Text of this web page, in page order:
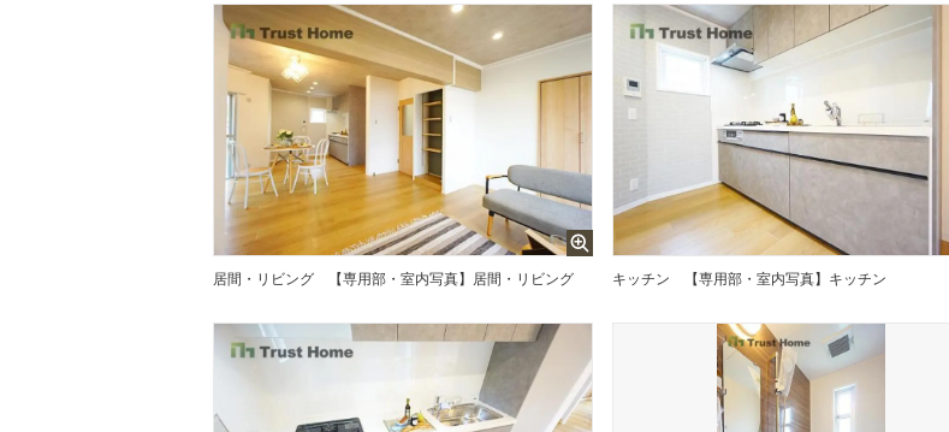
居間・リビング 【専用部・室内写真】居間・リビング キッチン 【専用部・室内写真】キッチン